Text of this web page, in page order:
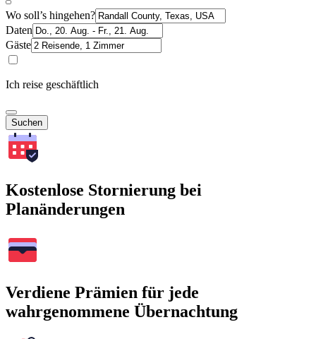
Wo soll’s hingehen?
Daten
Gäste
Ich reise geschäftlich
Suchen
Kostenlose Stornierung bei
Planänderungen
Verdiene Prämien für jede
wahrgenommene Übernachtung